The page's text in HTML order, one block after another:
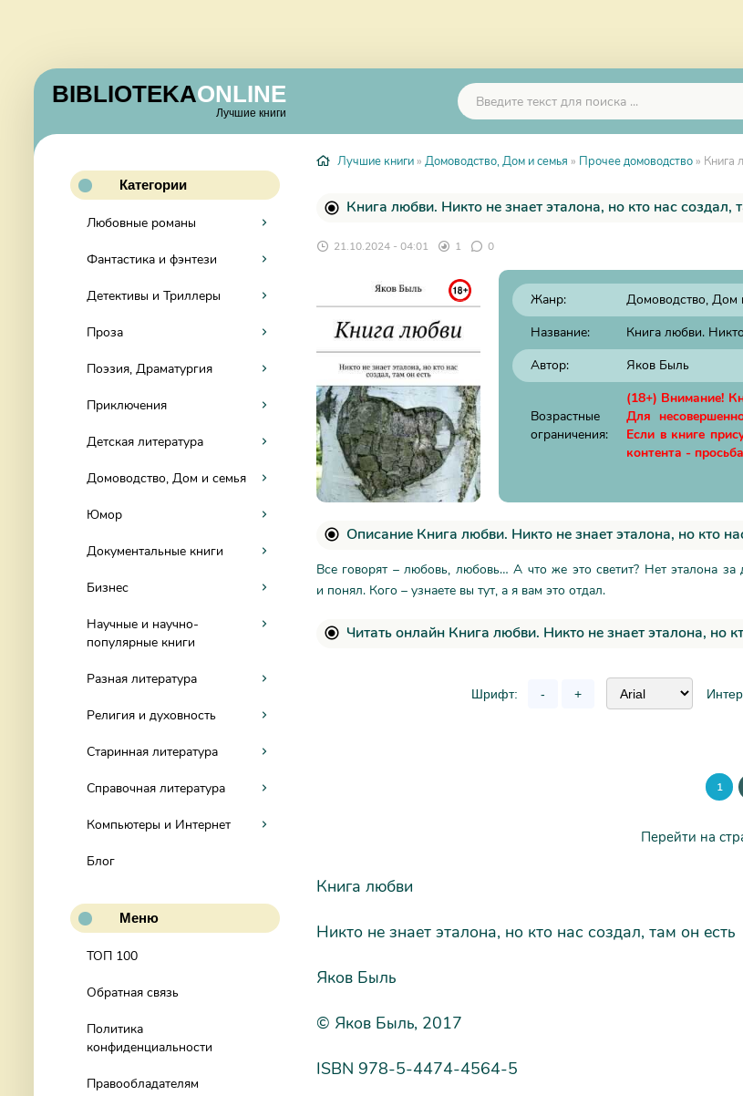
BIBLIOTEKAONLINE
Лучшие книги
Категории
Любовные романы
Фантастика и фэнтези
Детективы и Триллеры
Проза
Поэзия, Драматургия
Приключения
Детская литература
Домоводство, Дом и семья
Юмор
Документальные книги
Бизнес
Научные и научно-
популярные книги
Разная литература
Религия и духовность
Старинная литература
Справочная литература
Компьютеры и Интернет
Блог
Меню
ТОП 100
Обратная связь
Политика
конфиденциальности
Правообладателям
Лучшие книги » Домоводство, Дом и семья » Прочее домоводство » Книга
Книга любви. Никто не знает эталона, но кто нас создал,
21.10.2024 - 04:01 1 0
Жанр: Домоводство, Дом
Название:
Книга любви.
Автор:
Яков Быль
Возрастные
ограничения:
(18+) Внимание!
Для
Если в книге
контента -
Описание Книга любви. Никто не знает эталона, но кто
Все говорят – любовь, любовь… А что же это светит? Нет эталона
и понял. Кого – узнаете вы тут, а я вам это отдал.
Читать онлайн Книга любви. Никто не знает эталона, но
Шрифт: - +
1
Перейти на
Книга любви
Никто не знает эталона, но кто нас создал, там он есть
Яков Быль
© Яков Быль, 2017
ISBN 978-5-4474-4564-5